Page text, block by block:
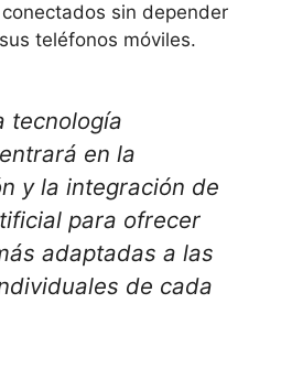
sin depender
teléfonos móviles.
tecnología
en la
y la integración de
para ofrecer
adaptadas a las
de cada